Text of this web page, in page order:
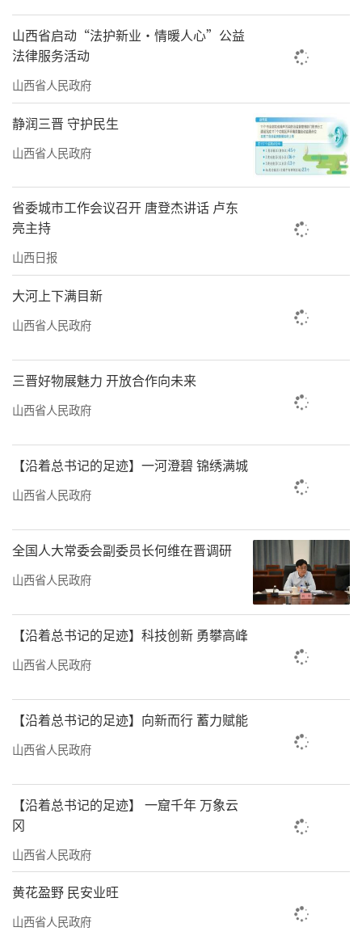
长期结对平台，建立了课程共享、师资互派、
教研互通的协作机制。阜康市晋和小学被纳入
太原市五一路小学教育集团共同体后，成熟
的“三段三化”育人模式在此落地深耕，切实
转变了当地的育人理念、提升了办学品质，为
边疆教育的高质量发展注入了持久活力。
一把手术刀，连接的是生命与信任；一张
课桌，托举的是梦想与未来。无论是手术台上
的精准操作，还是三尺讲台的坚守奉献，山西
援疆人用“民生温度”标注了“援疆高度”。
这场跨越3000公里的接力仍在继续，而接力
棒，正稳稳地交到当地人的手中。
（刘迎春）
阜康市晋和小学数学课堂。山西经济日报
记者刘迎春摄
责任编辑：李梓涵
山西省启动“法护新业·情暖人心”公益
法律服务活动
山西省人民政府
静润三晋 守护民生
山西省人民政府
省委城市工作会议召开 唐登杰讲话 卢东
亮主持
山西日报
大河上下满目新
山西省人民政府
三晋好物展魅力 开放合作向未来
山西省人民政府
【沿着总书记的足迹】一河澄碧 锦绣满城
山西省人民政府
全国人大常委会副委员长何维在晋调研
山西省人民政府
【沿着总书记的足迹】科技创新 勇攀高峰
山西省人民政府
【沿着总书记的足迹】向新而行 蓄力赋能
山西省人民政府
【沿着总书记的足迹】 一窟千年 万象云
冈
山西省人民政府
黄花盈野 民安业旺
山西省人民政府